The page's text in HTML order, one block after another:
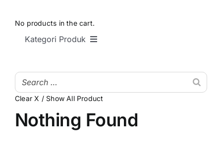
SHOP
Checkout
My Account
No products in the cart.
Kategori Produk
Material Bangunan Dasar
Atap & Penutup Bangunan
Struktur & Rangka
Clear X / Show All Product
Nothing Found